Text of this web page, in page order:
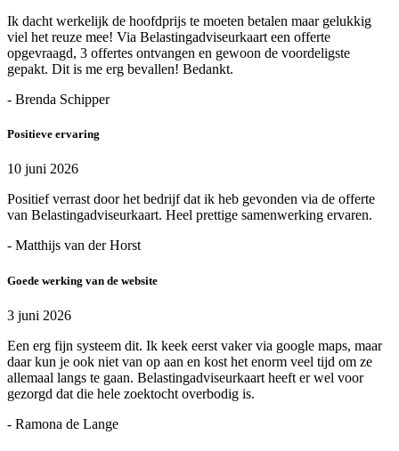
Ik dacht werkelijk de hoofdprijs te moeten betalen maar gelukkig
viel het reuze mee! Via Belastingadviseurkaart een offerte
opgevraagd, 3 offertes ontvangen en gewoon de voordeligste
gepakt. Dit is me erg bevallen! Bedankt.
- Brenda Schipper
Positieve ervaring
10 juni 2026
Positief verrast door het bedrijf dat ik heb gevonden via de offerte
van Belastingadviseurkaart. Heel prettige samenwerking ervaren.
- Matthijs van der Horst
Goede werking van de website
3 juni 2026
Een erg fijn systeem dit. Ik keek eerst vaker via google maps, maar
daar kun je ook niet van op aan en kost het enorm veel tijd om ze
allemaal langs te gaan. Belastingadviseurkaart heeft er wel voor
gezorgd dat die hele zoektocht overbodig is.
- Ramona de Lange